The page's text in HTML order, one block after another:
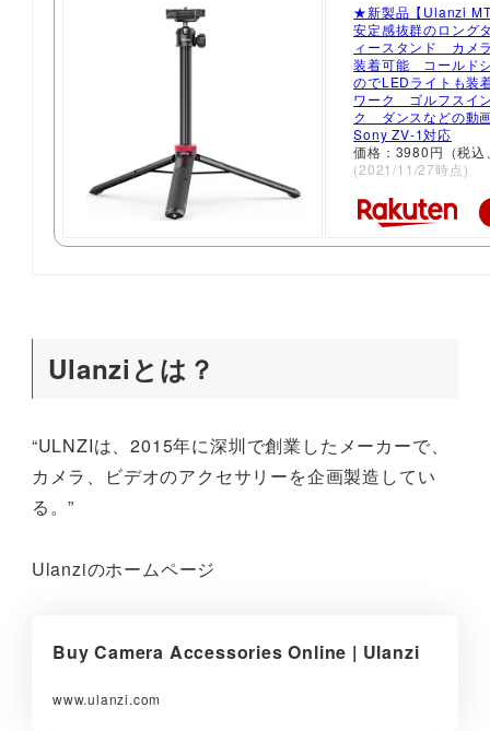
★新製品【Ulanzi
安定感抜群のロング
ィースタンド カメ
装着可能 コールド
のでLEDライトも
ワーク ゴルフスイ
ク ダンスなどの動
Sony ZV-1対応
価格：3980円（税込
(2021/11/27時点)
Ulanziとは？
“ULNZIは、2015年に深圳で創業したメーカーで、
カメラ、ビデオのアクセサリーを企画製造してい
る。”
Ulanziのホームページ
Buy Camera Accessories Online | Ulanzi
www.ulanzi.com